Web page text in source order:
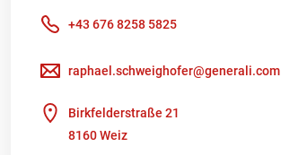
+43 676 8258 5825
raphael.schweighofer@generali.com
Birkfelderstraße 21
8160 Weiz